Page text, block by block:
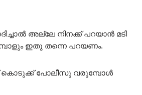
അല്ലേ നിനക്ക് പറയാൻ മടി
ഇതു തന്നെ പറയണം.
കൊടുക്ക് പോലീസു വരുമ്പോൾ